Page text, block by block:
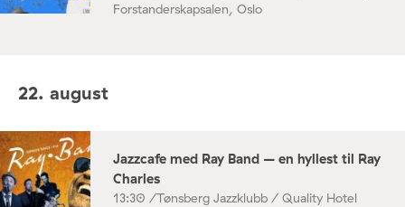
Forstanderskapsalen, Oslo
22. august
Jazzcafe med Ray Band – en hyllest til Ray
Charles
13:30 /Tønsberg Jazzklubb / Quality Hotel